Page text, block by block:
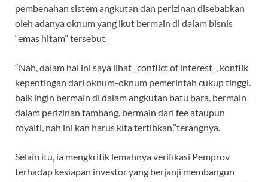
pembenahan sistem angkutan dan perizinan disebabkan
oleh adanya oknum yang ikut bermain di dalam bisnis
“emas hitam” tersebut.
“Nah, dalam hal ini saya lihat _conflict of interest_, konflik
kepentingan dari oknum-oknum pemerintah cukup tinggi.
baik ingin bermain di dalam angkutan batu bara, bermain
dalam perizinan tambang, bermain dari fee ataupun
royalti, nah ini kan harus kita tertibkan,”terangnya.
Selain itu, ia mengkritik lemahnya verifikasi Pemprov
terhadap kesiapan investor yang berjanji membangun